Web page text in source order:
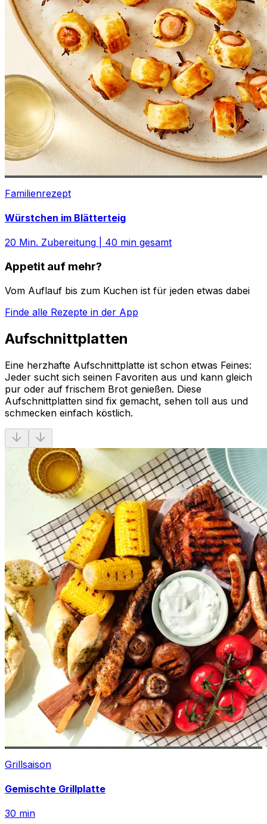
Familienrezept
Würstchen im Blätterteig
20 Min. Zubereitung 40 min gesamt
Appetit auf mehr?
Vom Auflauf bis zum Kuchen ist für jeden etwas dabei
Finde alle Rezepte in der App
Aufschnittplatten
Eine herzhafte Aufschnittplatte ist schon etwas Feines:
Jeder sucht sich seinen Favoriten aus und kann gleich
pur oder auf frischem Brot genießen. Diese
Aufschnittplatten sind fix gemacht, sehen toll aus und
schmecken einfach köstlich.
Grillsaison
Gemischte Grillplatte
30 min